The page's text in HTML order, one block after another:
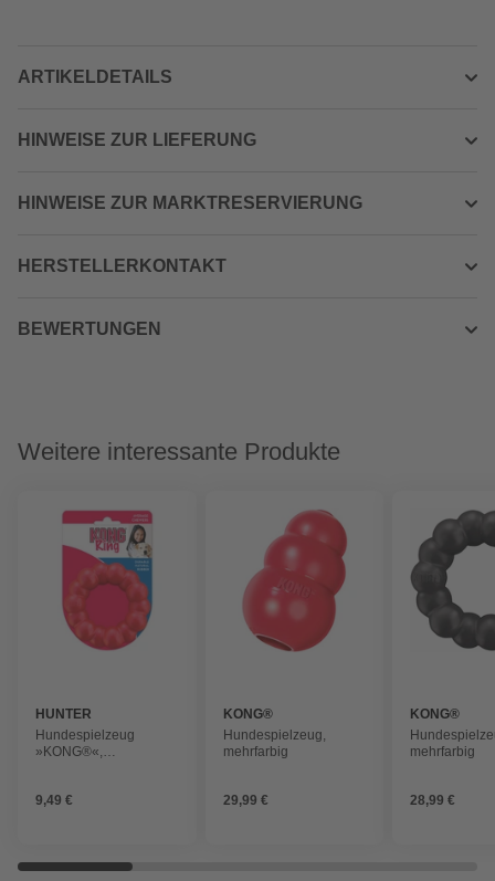
ARTIKELDETAILS
HINWEISE ZUR LIEFERUNG
HINWEISE ZUR MARKTRESERVIERUNG
HERSTELLERKONTAKT
BEWERTUNGEN
Weitere interessante Produkte
HUNTER
Hundespielzeug
»KONG®«,
9,49 €
KONG®
Hundespielzeug,
mehrfarbig
29,99 €
KONG®
mehrfarbig
28,99 €